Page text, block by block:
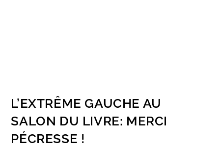
L’EXTRÊME GAUCHE AU
SALON DU LIVRE: MERCI
PÉCRESSE !